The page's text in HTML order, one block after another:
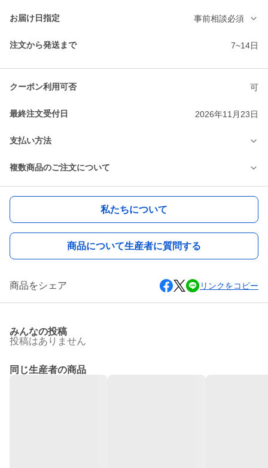
お届け日指定 事前相談必須
注文から発送まで 7~14日
クーポン利用可否 可
最終注文受付日 2026年11月23日
支払い方法
複数商品のご注文について
私たちについて
商品について生産者に質問する
商品をシェア リンクをコピー
みんなの投稿
投稿はありません
同じ生産者の商品